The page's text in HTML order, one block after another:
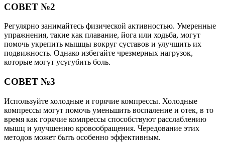
СОВЕТ №2
Регулярно занимайтесь физической активностью. Умеренные
упражнения, такие как плавание, йога или ходьба, могут
помочь укрепить мышцы вокруг суставов и улучшить их
подвижность. Однако избегайте чрезмерных нагрузок,
которые могут усугубить боль.
СОВЕТ №3
Используйте холодные и горячие компрессы. Холодные
компрессы могут помочь уменьшить воспаление и отек, в то
время как горячие компрессы способствуют расслаблению
мышц и улучшению кровообращения. Чередование этих
методов может быть особенно эффективным.